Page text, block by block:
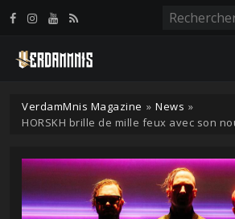
VerdamMnis Magazine » News »
HORSKH brille de mille feux avec son
Panneau de gestion des cookies